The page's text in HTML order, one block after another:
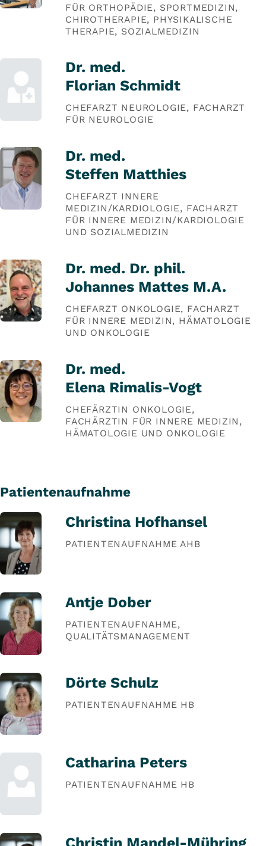
FÜR ORTHOPÄDIE, SPORTMEDIZIN,
CHIROTHERAPIE, PHYSIKALISCHE
THERAPIE, SOZIALMEDIZIN
Dr. med.
Florian Schmidt
CHEFARZT NEUROLOGIE, FACHARZT
FÜR NEUROLOGIE
Dr. med.
Steffen Matthies
CHEFARZT INNERE
MEDIZIN/KARDIOLOGIE, FACHARZT
FÜR INNERE MEDIZIN/KARDIOLOGIE
UND SOZIALMEDIZIN
Dr. med. Dr. phil.
Johannes Mattes M.A.
CHEFARZT ONKOLOGIE, FACHARZT
FÜR INNERE MEDIZIN, HÄMATOLOGIE
UND ONKOLOGIE
Dr. med.
Elena Rimalis-Vogt
CHEFÄRZTIN ONKOLOGIE,
FACHÄRZTIN FÜR INNERE MEDIZIN,
HÄMATOLOGIE UND ONKOLOGIE
Patientenaufnahme
Christina Hofhansel
PATIENTENAUFNAHME AHB
Antje Dober
PATIENTENAUFNAHME,
QUALITÄTSMANAGEMENT
Dörte Schulz
PATIENTENAUFNAHME HB
Catharina Peters
PATIENTENAUFNAHME HB
Christin Mandel-Mühring